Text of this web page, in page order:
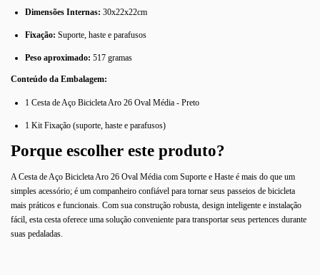
Dimensões Internas: 30x22x22cm
Fixação: Suporte, haste e parafusos
Peso aproximado: 517 gramas
Conteúdo da Embalagem:
1 Cesta de Aço Bicicleta Aro 26 Oval Média - Preto
1 Kit Fixação (suporte, haste e parafusos)
Porque escolher este produto?
A Cesta de Aço Bicicleta Aro 26 Oval Média com Suporte e Haste é mais do que um
simples acessório; é um companheiro confiável para tornar seus passeios de bicicleta
mais práticos e funcionais. Com sua construção robusta, design inteligente e instalação
fácil, esta cesta oferece uma solução conveniente para transportar seus pertences durante
suas pedaladas.